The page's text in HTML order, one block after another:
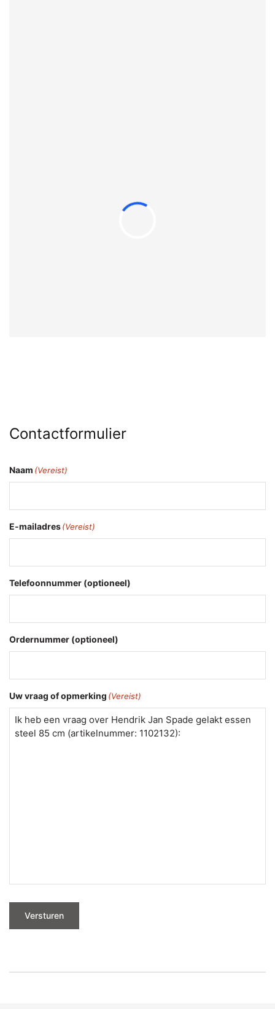
Contactformulier
Naam (Vereist)
E-mailadres(Vereist)
Telefoonnummer (optioneel)
Ordernummer (optioneel)
Uw vraag of opmerking (Vereist)
Versturen